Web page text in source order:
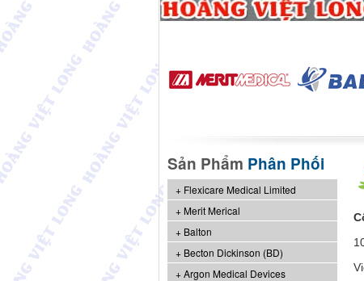
Sản Phẩm Phân Phối
Flexicare Medical Limited
Merit Merical
Balton
Becton Dickinson (BD)
Argon Medical Devices